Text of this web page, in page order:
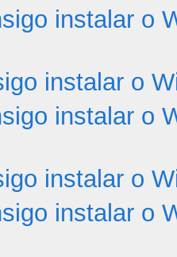
instalar o
instalar o
instalar o
instalar o
instalar o